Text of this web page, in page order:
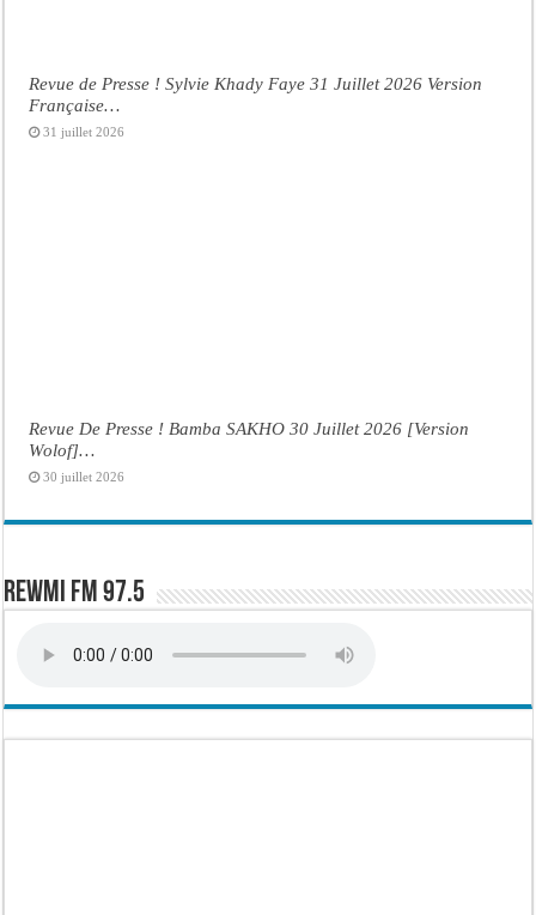
Revue de Presse ! Sylvie Khady Faye 31 Juillet 2026 Version
Française…
31 juillet 2026
Revue De Presse ! Bamba SAKHO 30 Juillet 2026 [Version
Wolof]…
30 juillet 2026
Rewmi FM 97.5